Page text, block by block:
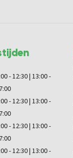
- 12:30 | 13:00 -
- 12:30 | 13:00 -
- 12:30 | 13:00 -
- 12:30 | 13:00 -